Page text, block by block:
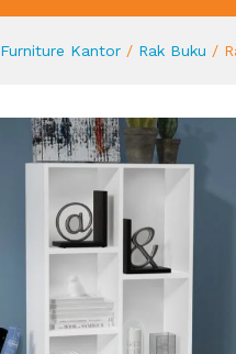
Furniture Kantor / Rak Buku /